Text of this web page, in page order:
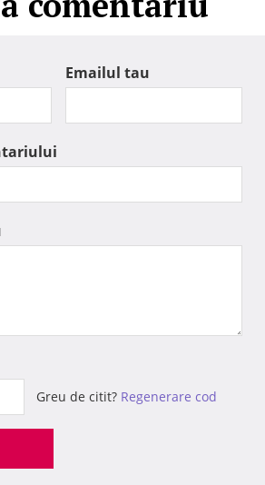
Emailul tau
Greu de citit? Regenerare cod